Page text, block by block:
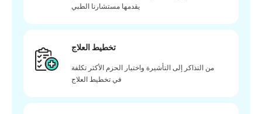
يقدمها مستشارنا الطبي
تخطيط العلاج
من التذاكر إلى التأشيرة واختيار الحزم الأكثر تكلفة
في تخطيط العلاج